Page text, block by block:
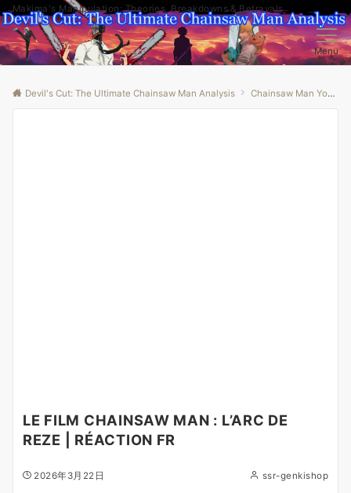
Makima's Manipulation: Theories, Breakdowns & Betrayals
Menu
Devil's Cut: The Ultimate Chainsaw Man Analysis Chainsaw Man Youtube
LE FILM CHAINSAW MAN : L’ARC DE
REZE | RÉACTION FR
2026年3月22日 ssr-genkishop